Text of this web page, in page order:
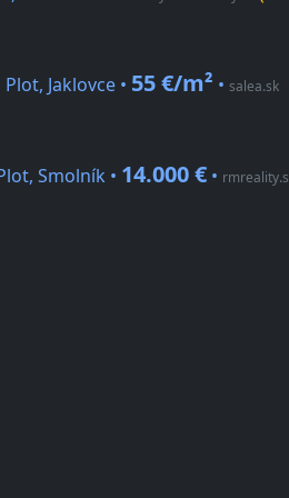
Plot, Jaklovce • 55 €/m² • salea.sk
Smolník • 14.000 € •